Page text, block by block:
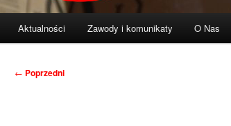
Aktualności Zawody i komunikaty O Nas
Nawigacja
← Poprzedni